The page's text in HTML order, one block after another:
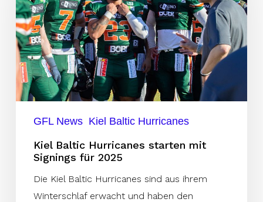
starten
mit
Signings
für
2025
GFL News Kiel Baltic Hurricanes
Kiel Baltic Hurricanes starten mit
Signings für 2025
Die Kiel Baltic Hurricanes sind aus ihrem
Winterschlaf erwacht und haben den